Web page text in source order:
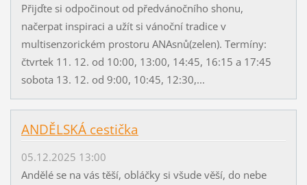
Přijďte si odpočinout od předvánočního shonu,
načerpat inspiraci a užít si vánoční tradice v
multisenzorickém prostoru ANAsnů(zelen). Termíny:
čtvrtek 11. 12. od 10:00, 13:00, 14:45, 16:15 a 17:45
sobota 13. 12. od 9:00, 10:45, 12:30,...
ANDĚLSKÁ cestička
05.12.2025 13:00
Andělé se na vás těší, obláčky si všude věší, do nebe